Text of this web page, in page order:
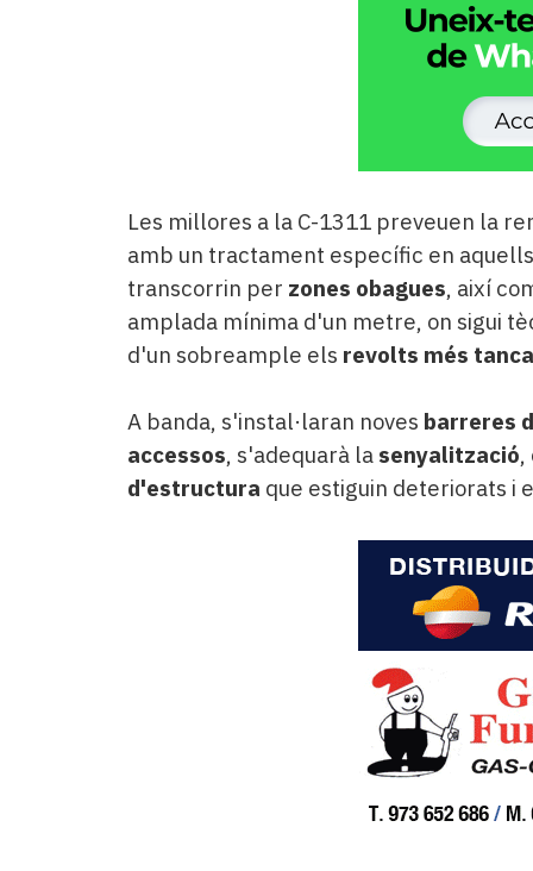
Les millores a la C-1311 preveuen la
amb un tractament específic en
transcorrin per zones obagues, així
amplada mínima d'un metre, on sigui
d'un sobreample els revolts més
A banda, s'instal·laran noves barreres
accessos, s'adequarà la senyalització,
d'estructura que estiguin deteriorats i